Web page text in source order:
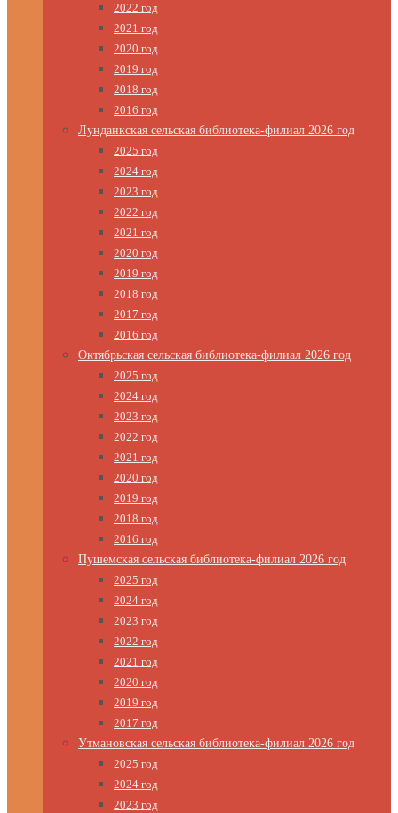
2022 год
2021 год
2020 год
2019 год
2018 год
2016 год
Лунданкская сельская библиотека-филиал 2026 год
2025 год
2024 год
2023 год
2022 год
2021 год
2020 год
2019 год
2018 год
2017 год
2016 год
Октябрьская сельская библиотека-филиал 2026 год
2025 год
2024 год
2023 год
2022 год
2021 год
2020 год
2019 год
2018 год
2016 год
Пушемская сельская библиотека-филиал 2026 год
2025 год
2024 год
2023 год
2022 год
2021 год
2020 год
2019 год
2017 год
Утмановская сельская библиотека-филиал 2026 год
2025 год
2024 год
2023 год